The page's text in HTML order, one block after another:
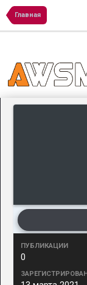
Главная
ПУБЛИКАЦИИ
0
ЗАРЕГИСТРИРОВАН